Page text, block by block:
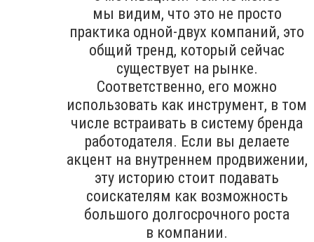
мы видим, что это не просто
практика одной-двух компаний, это
общий тренд, который сейчас
существует на рынке.
Соответственно, его можно
использовать как инструмент, в том
числе встраивать в систему бренда
работодателя. Если вы делаете
акцент на внутреннем продвижении,
эту историю стоит подавать
соискателям как возможность
большого долгосрочного роста
в компании.